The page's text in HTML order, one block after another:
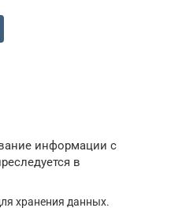
информации с
в
хранения данных.